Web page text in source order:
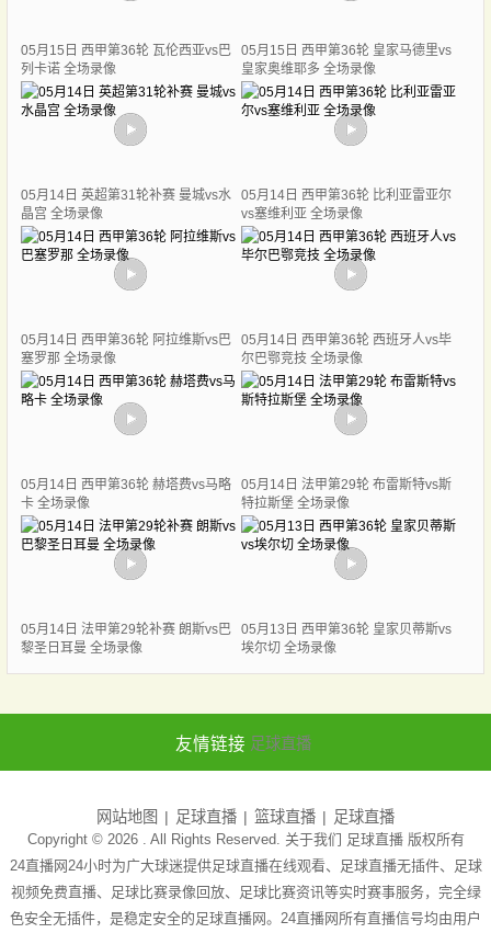
05月15日 西甲第36轮 瓦伦西亚vs巴
列卡诺 全场录像
05月15日 西甲第36轮 皇家马德里vs
皇家奥维耶多 全场录像
05月14日 英超第31轮补赛 曼城vs水
晶宫 全场录像
05月14日 西甲第36轮 比利亚雷亚尔
vs塞维利亚 全场录像
05月14日 西甲第36轮 阿拉维斯vs巴
塞罗那 全场录像
05月14日 西甲第36轮 西班牙人vs毕
尔巴鄂竞技 全场录像
05月14日 西甲第36轮 赫塔费vs马略
卡 全场录像
05月14日 法甲第29轮 布雷斯特vs斯
特拉斯堡 全场录像
05月14日 法甲第29轮补赛 朗斯vs巴
黎圣日耳曼 全场录像
05月13日 西甲第36轮 皇家贝蒂斯vs
埃尔切 全场录像
友情链接 足球直播
网站地图 足球直播 篮球直播 足球直播
Copyright © 2026 . All Rights Reserved. 关于我们 足球直播版权所有
24直播网24小时为广大球迷提供足球直播在线观看、足球直播无插件、足球
视频免费直播、足球比赛录像回放、足球比赛资讯等实时赛事服务，完全绿
色安全无插件，是稳定安全的足球直播网。24直播网所有直播信号均由用户